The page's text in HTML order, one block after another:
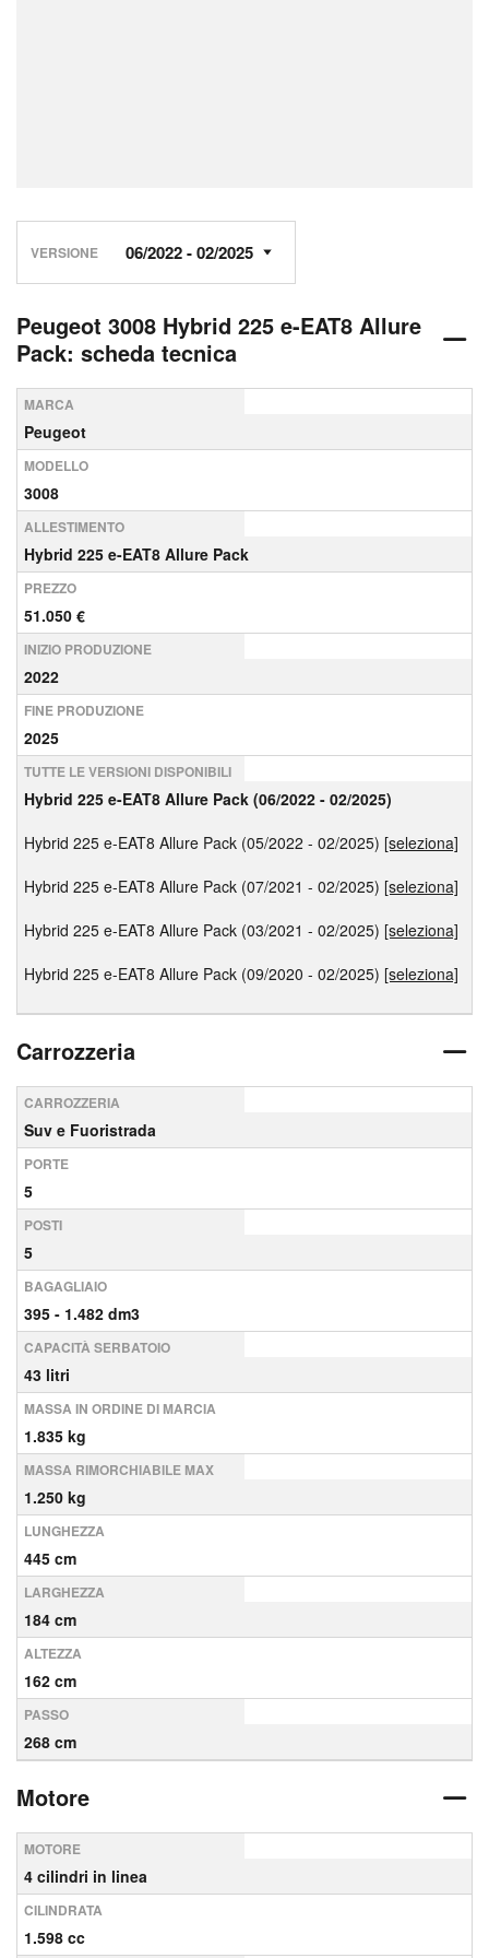
VERSIONE
Peugeot 3008 Hybrid 225 e-EAT8 Allure
Pack: scheda tecnica
MARCA
Peugeot
MODELLO
3008
ALLESTIMENTO
Hybrid 225 e-EAT8 Allure Pack
PREZZO
51.050 €
INIZIO PRODUZIONE
2022
FINE PRODUZIONE
2025
TUTTE LE VERSIONI DISPONIBILI
Hybrid 225 e-EAT8 Allure Pack (06/2022 - 02/2025)
Hybrid 225 e-EAT8 Allure Pack (05/2022 - 02/2025) [seleziona]
Hybrid 225 e-EAT8 Allure Pack (07/2021 - 02/2025) [seleziona]
Hybrid 225 e-EAT8 Allure Pack (03/2021 - 02/2025) [seleziona]
Hybrid 225 e-EAT8 Allure Pack (09/2020 - 02/2025) [seleziona]
Carrozzeria
CARROZZERIA
Suv e Fuoristrada
PORTE
5
POSTI
5
BAGAGLIAIO
395 - 1.482 dm3
CAPACITÀ SERBATOIO
43 litri
MASSA IN ORDINE DI MARCIA
1.835 kg
MASSA RIMORCHIABILE MAX
1.250 kg
LUNGHEZZA
445 cm
LARGHEZZA
184 cm
ALTEZZA
162 cm
PASSO
268 cm
Motore
MOTORE
4 cilindri in linea
CILINDRATA
1.598 cc